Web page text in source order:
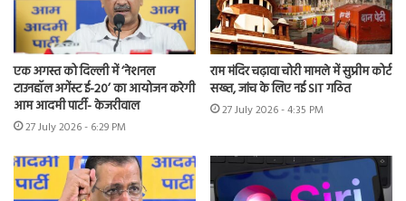
एक अगस्त को दिल्ली में ‘नेशनल
टाउनहॉल अगेंस्ट ई-20’ का आयोजन करेगी
आम आदमी पार्टी- केजरीवाल
27 July 2026 - 6:29 PM
राम मंदिर चढ़ावा चोरी मामले में सुप्रीम कोर्ट
सख्त, जांच के लिए नई SIT गठित
27 July 2026 - 4:35 PM